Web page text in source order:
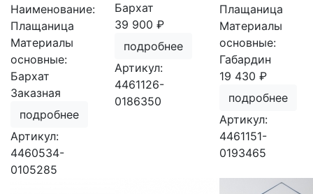
Наименование:
Плащаница
Материалы
основные:
Бархат
Заказная
подробнее
Артикул:
4460534-
0105285
Бархат
39 900 ₽
подробнее
Артикул:
4461126-
0186350
Плащаница
Материалы
основные:
Габардин
19 430 ₽
подробнее
Артикул:
4461151-
0193465